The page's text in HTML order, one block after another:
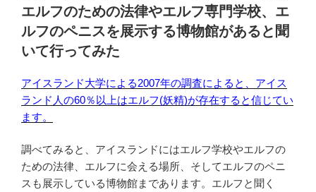
エルフのための法律やエルフ専門学校、エ
ルフのペニスを展示する博物館があると聞
いて行ってみた
アイスランド大学による2007年の調査によると、アイス
ランド人の60％以上はエルフ(妖精)が存在すると信じてい
ます。
調べてみると、アイスランドにはエルフ学校やエルフの
ための法律、エルフに会える場所、そしてエルフのペニ
スも展示している博物館まであります。エルフと聞く